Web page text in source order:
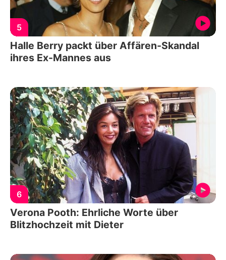
5
Halle Berry packt über Affären-Skandal
ihres Ex-Mannes aus
6
Verona Pooth: Ehrliche Worte über
Blitzhochzeit mit Dieter